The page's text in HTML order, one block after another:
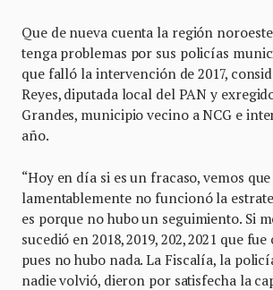
Que de nueva cuenta la región
tenga problemas por sus policías
que falló la intervención de 2017,
Reyes, diputada local del PAN y
Grandes, municipio vecino a NCG e
año.
“Hoy en día si es un fracaso, vemos que
lamentablemente no funcionó la
es porque no hubo un seguimiento. Si
sucedió en 2018, 2019, 202, 2021 que
pues no hubo nada. La Fiscalía, la
nadie volvió, dieron por satisfecha la